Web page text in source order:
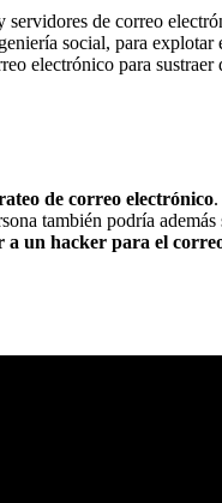
de correo
social, para
electrónico para sustraer
de correo electrónico
también podría además
a un hacker para el